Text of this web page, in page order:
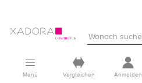
Menü Vergleichen Anmelden